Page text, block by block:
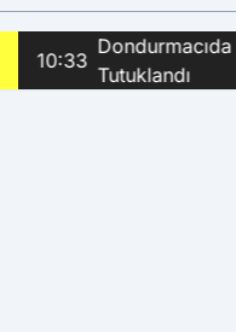
10:33
Tutuklandı